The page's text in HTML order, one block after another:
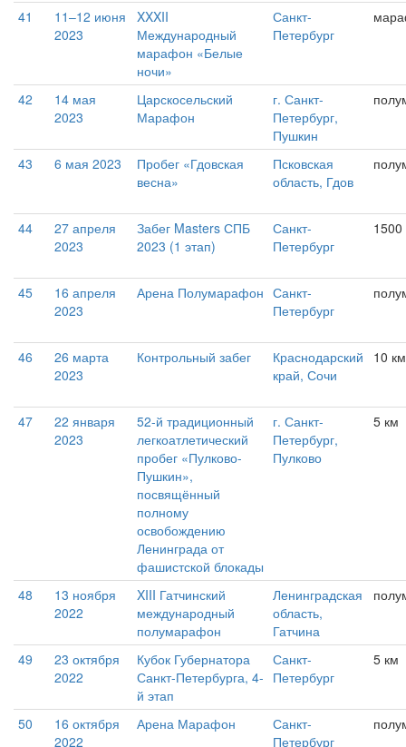
41
11–12 июня
2023
XXXII
Международный
марафон «Белые
ночи»
Санкт-
Петербург
42
14 мая
2023
Царскосельский
Марафон
г. Санкт-
Петербург,
Пушкин
43 6 мая 2023
Пробег «Гдовская
весна»
Псковская
область, Гдов
44
27 апреля
2023
Забег Masters СПБ
2023 (1 этап)
Санкт-
Петербург
45
16 апреля
2023
Арена Полумарафон Санкт-
Петербург
46
26 марта
2023
Контрольный забег
Краснодарский
край, Сочи
10 км
47
22 января
2023
52-й традиционный
легкоатлетический
пробег «Пулково-
Пушкин»,
посвящённый
полному
освобождению
Ленинграда от
фашистской блокады
г. Санкт-
Петербург,
Пулково
5 км
48
13 ноября
2022
XIII Гатчинский
международный
полумарафон
Ленинградская
область,
Гатчина
49
23 октября
2022
Кубок Губернатора
Санкт-Петербурга, 4-
й этап
Санкт-
Петербург
5 км
50
16 октября
2022
Арена Марафон
Санкт-
Петербург